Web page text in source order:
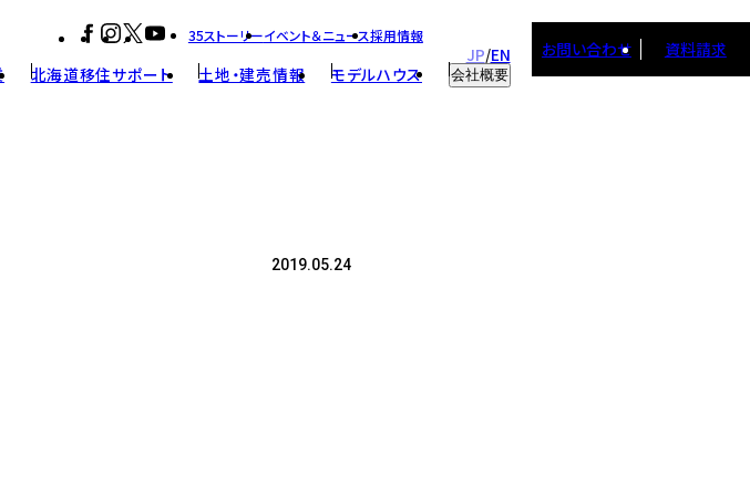
JP/EN
北海道移住サポート 土地・建売情報 モデルハウス 会社概要
35ストーリーイベント＆ニュース採用情報
お問い合わせ 資料請求
2019.05.24